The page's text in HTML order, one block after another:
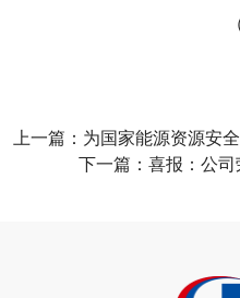
上一篇： 为国家能源资源安
下一篇： 喜报：公司